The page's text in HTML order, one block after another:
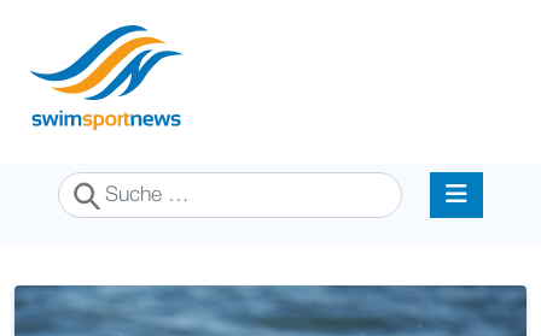
Suchen